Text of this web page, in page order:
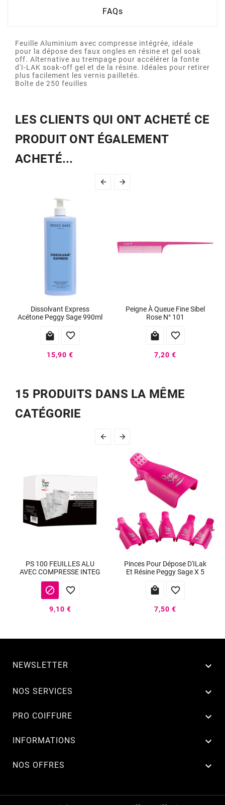
FAQs
Feuille Aluminium avec compresse intégrée, idéale
pour la dépose des faux ongles en résine et gel soak
off. Alternative au trempage pour accélérer la fonte
d'I-LAK soak-off gel et de la résine. Idéales pour retirer
plus facilement les vernis pailletés.
Boîte de 250 feuilles
LES CLIENTS QUI ONT ACHETÉ CE
PRODUIT ONT ÉGALEMENT
ACHETÉ...
 
Dissolvant Express
Acétone Peggy Sage 990ml
 
15,90 €
Peigne À Queue Fine Sibel
Rose N° 101
 
7,20 €
15 PRODUITS DANS LA MÊME
CATÉGORIE
 
PS 100 FEUILLES ALU
AVEC COMPRESSE INTEG
 
9,10 €
Pinces Pour Dépose D'ILak
Et Résine Peggy Sage X 5
 
7,50 €
NEWSLETTER 
NOS SERVICES 
PRO COIFFURE 
INFORMATIONS 
NOS OFFRES 